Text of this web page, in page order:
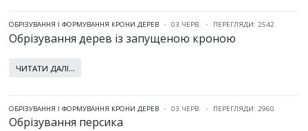
ОБРІЗУВАННЯ І ФОРМУВАННЯ КРОНИ ДЕРЕВ 03.ЧЕРВ. ПЕРЕГЛЯДИ: 2542
Обрізування дерев із запущеною кроною
ЧИТАТИ ДАЛІ...
ОБРІЗУВАННЯ І ФОРМУВАННЯ КРОНИ ДЕРЕВ 03.ЧЕРВ. ПЕРЕГЛЯДИ: 2960
Обрізування персика